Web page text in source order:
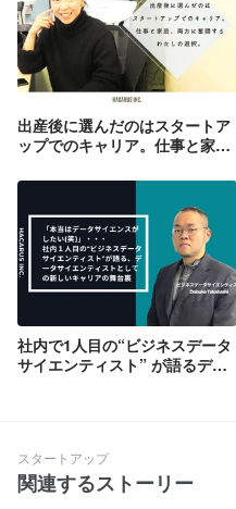
出産後に選んだのはスタートア
ップでのキャリア。仕事と家
択【社員インタビュー】
社内で1人目の“ビジネスデータ
サイエンティスト” が語るデー
スタートアップ
関連するストーリー